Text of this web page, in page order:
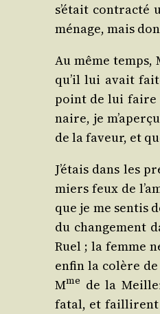
s’était contrac­té
ménage, mais
Au même temps,
qu’il lui avait
point de lui faire
naire, je
de la faveur, et
J’étais dans les
miers feux de
que je me sen­tis
du chan­ge­ment
Ruel ; la femme
enfin la colère
Mme de la
fatal, et faillirent